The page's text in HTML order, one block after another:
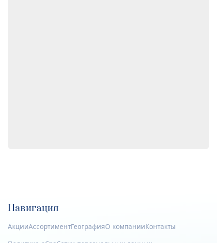
Навигация
АкцииАссортиментГеографияО компанииКонтакты